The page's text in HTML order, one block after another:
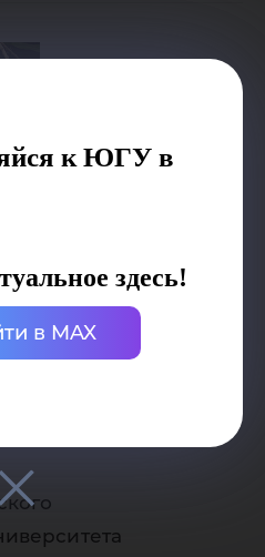
к ЮГУ в
здесь!
в MAX